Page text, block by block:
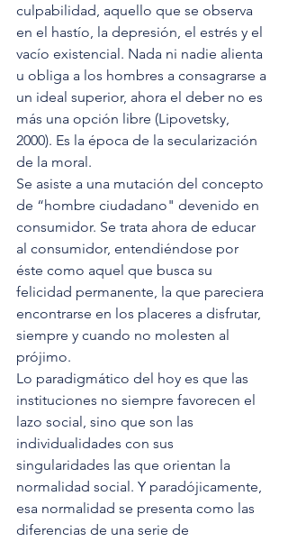
culpabilidad, aquello que se observa
en el hastío, la depresión, el estrés y el
vacío existencial. Nada ni nadie alienta
u obliga a los hombres a consagrarse a
un ideal superior, ahora el deber no es
más una opción libre (Lipovetsky,
2000). Es la época de la secularización
de la moral.
Se asiste a una mutación del concepto
de “hombre ciudadano" devenido en
consumidor. Se trata ahora de educar
al consumidor, entendiéndose por
éste como aquel que busca su
felicidad permanente, la que pareciera
encontrarse en los placeres a disfrutar,
siempre y cuando no molesten al
prójimo.
Lo paradigmático del hoy es que las
instituciones no siempre favorecen el
lazo social, sino que son las
individualidades con sus
singularidades las que orientan la
normalidad social. Y paradójicamente,
esa normalidad se presenta como las
diferencias de una serie de